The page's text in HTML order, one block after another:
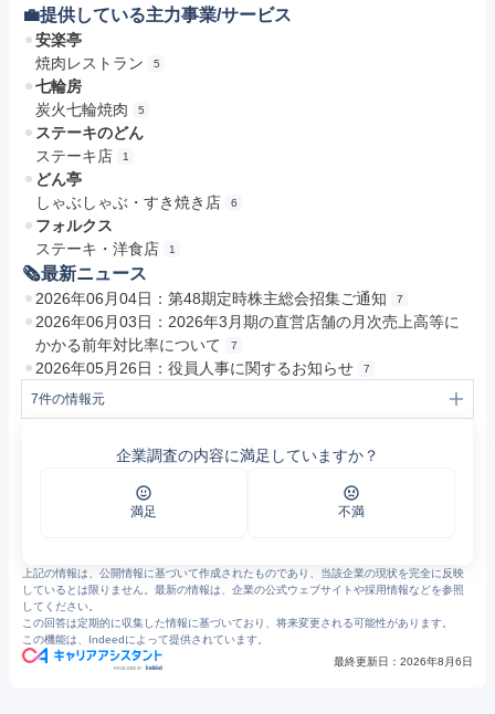
💼提供している主力事業/サービス
安楽亭
焼肉レストラン
5
七輪房
炭火七輪焼肉
5
ステーキのどん
ステーキ店
1
どん亭
しゃぶしゃぶ・すき焼き店
6
フォルクス
ステーキ・洋食店
1
🗞最新ニュース
2026年06月04日：第48期定時株主総会招集ご通知 7
2026年06月03日：2026年3月期の直営店舗の月次売上高等に
かかる前年対比率について
7
2026年05月26日：役員人事に関するお知らせ 7
7件の情報元
安楽亭 新卒採用
安楽亭｜業態紹介
安楽亭｜店舗物件・MA案件募集
企業調査の内容に満足していますか？
満足 不満
上記の情報は、公開情報に基づいて作成されたものであり、当該企業の現状を完全に反映
しているとは限りません。最新の情報は、企業の公式ウェブサイトや採用情報などを参照
してください。
この回答は定期的に収集した情報に基づいており、将来変更される可能性があります。
この機能は、Indeedによって提供されています。
最終更新日： 2026年8月6日